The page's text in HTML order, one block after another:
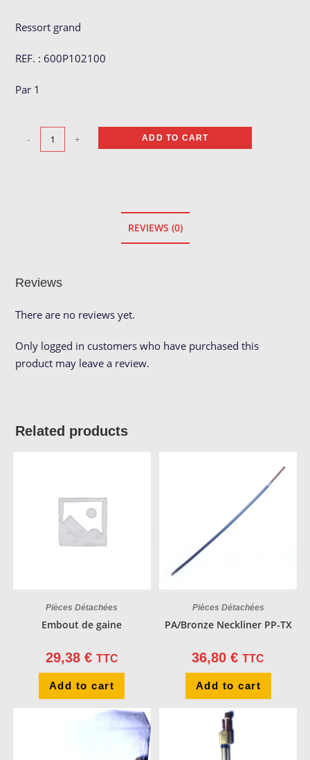
Ressort grand
REF. : 600P102100
Par 1
quantity
- + ADD TO CART
REVIEWS (0)
Reviews
There are no reviews yet.
Only logged in customers who have purchased this
product may leave a review.
Related products
Pièces Détachées
Embout de gaine
29,38 € TTC
Add to cart
Pièces Détachées
PA/Bronze Neckliner PP-TX
36,80€ TTC
Add to cart